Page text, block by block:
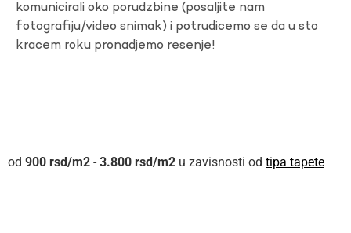
komunicirali oko porudzbine (posaljite nam
fotografiju/video snimak) i potrudicemo se da u sto
kracem roku pronadjemo resenje!
900 rsd - 3.800 rsd u zavisnosti od tipa tapete